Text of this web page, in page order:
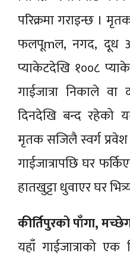
परिक्रमा गराइन्छ ।
फलपूmल, नगद, दूध
प्याकेटदेखि १००८
गाईजात्रा निकाले वा
दिनदेखि बन्द रहेको
मृतक सजिलै स्वर्ग प्रवेश
गाईजात्रापछि घर
हातखुट्टा धुवाएर घर
कीर्तिपुरको पाँगा,
यहाँ गाईजात्राको एक